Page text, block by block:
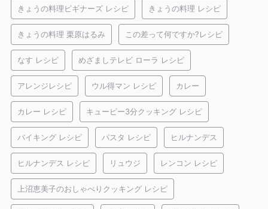
きょうの料理ビギナーズ レシピ きょうの料理 レシピ
きょうの料理 栗原はるみ この差って何ですか?レシピ
なす レシピ めざましテレビ ローラ レシピ
アレンジレシピ ウル得マン レシピ カレー
カレー レシピ キューピー3分クッキング レシピ
バイキング レシピ パスタ レシピ ヒルナンデス
ヒルナンデス レシピ リュウジ レンコン レシピ
上沼恵美子のおしゃべりクッキング レシピ